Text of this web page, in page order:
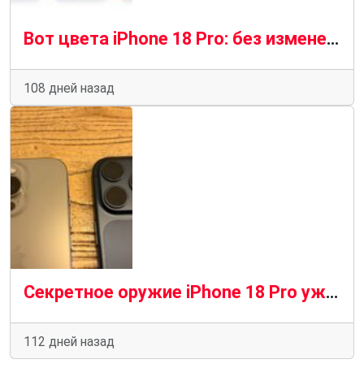
Вот цвета iPhone 18 Pro: без изменений на панели камер
108 дней назад
Секретное оружие iPhone 18 Pro уже запущено в производство
112 дней назад